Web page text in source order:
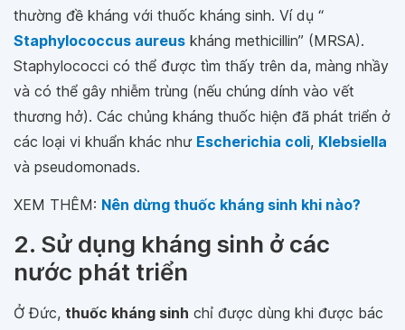
thường đề kháng với thuốc kháng sinh. Ví dụ “
Staphylococcus aureus kháng methicillin” (MRSA).
Staphylococci có thể được tìm thấy trên da, màng nhầy
và có thể gây nhiễm trùng (nếu chúng dính vào vết
thương hở). Các chủng kháng thuốc hiện đã phát triển ở
các loại vi khuẩn khác như Escherichia coli, Klebsiella
và pseudomonads.
XEM THÊM: Nên dừng thuốc kháng sinh khi nào?
2. Sử dụng kháng sinh ở các
nước phát triển
Ở Đức, thuốc kháng sinh chỉ được dùng khi được bác